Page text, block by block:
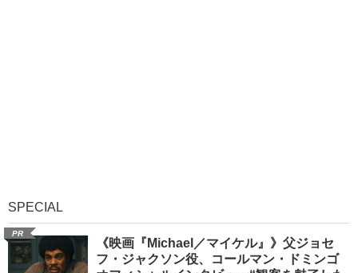
SPECIAL
PR
《映画『Michael／マイケル』》父ジョセ
フ・ジャクソン役、コールマン・ドミンゴ